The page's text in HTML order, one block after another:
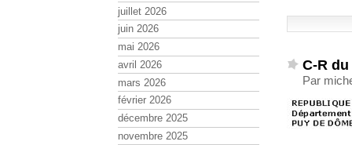
C-R
Par
juillet 2026
juin 2026
mai 2026
avril 2026
mars 2026
février 2026
décembre 2025
novembre 2025